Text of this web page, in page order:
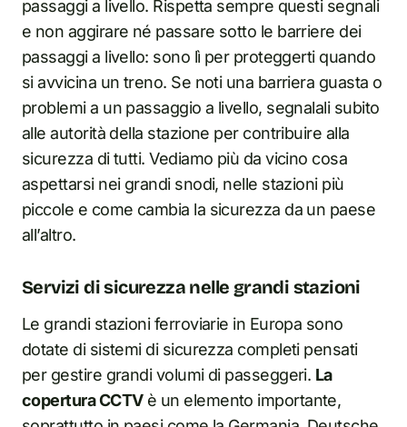
passaggi a livello. Rispetta sempre questi segnali
e non aggirare né passare sotto le barriere dei
passaggi a livello: sono lì per proteggerti quando
si avvicina un treno. Se noti una barriera guasta o
problemi a un passaggio a livello, segnalali subito
alle autorità della stazione per contribuire alla
sicurezza di tutti. Vediamo più da vicino cosa
aspettarsi nei grandi snodi, nelle stazioni più
piccole e come cambia la sicurezza da un paese
all’altro.
Servizi di sicurezza nelle grandi stazioni
Le grandi stazioni ferroviarie in Europa sono
dotate di sistemi di sicurezza completi pensati
per gestire grandi volumi di passeggeri. La
copertura CCTVè un elemento importante,